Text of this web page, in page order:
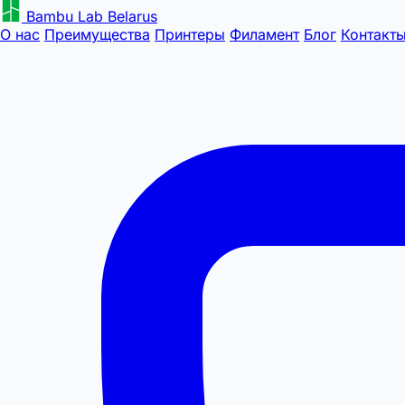
Bambu Lab Belarus
О нас Преимущества Принтеры Филамент Блог